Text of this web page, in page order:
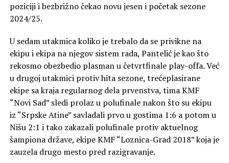
poziciji i bezbrižno čekao novu jesen i početak sezone
2024/25.
U sedam utakmica koliko je trebalo da se privikne na
ekipu i ekipa na njegov sistem rada, Pantelić je kao što
rekosmo obezbedio plasman u četvrtfinale play-offa. Već
u drugoj utakmici protiv hita sezone, trećeplasirane
ekipe sa kraja regularnog dela prvenstva, tima KMF
“Novi Sad” sledi prolaz u polufinale nakon što su ekipu
iz “Srpske Atine” savladali prvo u gostima 1:6 a potom u
Nišu 2:1 i tako zakazali polufinale protiv aktuelnog
šampiona države, ekipe KMF “Loznica-Grad 2018” koja je
zauzela drugo mesto pred razigravanje.